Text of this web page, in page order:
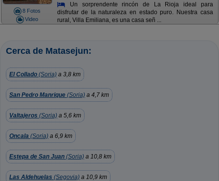
8 Fotos
Video
Un sorprendente rincón de La Rioja ideal para
disfrutar de la naturaleza en estado puro. Nuestra casa
rural, Villa Emiliana, es una casa señ ...
Cerca de Matasejun:
El Collado (Soria) a 3,8 km
San Pedro Manrique (Soria) a 4,7 km
Valtajeros (Soria) a 5,6 km
Oncala (Soria) a 6,9 km
Estepa de San Juan (Soria) a 10,8 km
Las Aldehuelas (Segovia) a 10,9 km